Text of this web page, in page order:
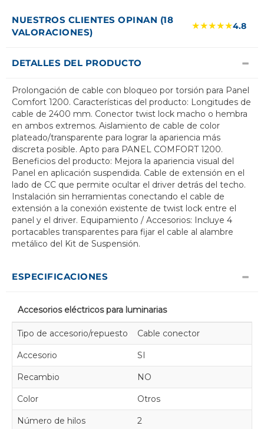
NUESTROS CLIENTES OPINAN (18
VALORACIONES)
★★★★★4.8
DETALLES DEL PRODUCTO
Prolongación de cable con bloqueo por torsión para Panel
Comfort 1200. Características del producto: Longitudes de
cable de 2400 mm. Conector twist lock macho o hembra
en ambos extremos. Aislamiento de cable de color
plateado/transparente para lograr la apariencia más
discreta posible. Apto para PANEL COMFORT 1200.
Beneficios del producto: Mejora la apariencia visual del
Panel en aplicación suspendida. Cable de extensión en el
lado de CC que permite ocultar el driver detrás del techo.
Instalación sin herramientas conectando el cable de
extensión a la conexión existente de twist lock entre el
panel y el driver. Equipamiento / Accesorios: Incluye 4
portacables transparentes para fijar el cable al alambre
metálico del Kit de Suspensión.
ESPECIFICACIONES
Accesorios eléctricos para luminarias
Tipo de accesorio/repuesto Cable conector
Accesorio SI
Recambio NO
Color Otros
Número de hilos 2